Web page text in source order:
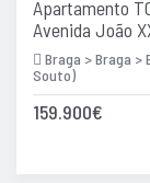
Apartamento
Avenida João
Braga > Braga >
Souto)
159.900€